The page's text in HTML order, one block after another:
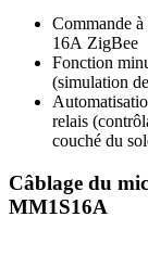
Commande
16A ZigBee
Fonction
(simulation
relais
couché du
Câblage du
MM1S16A